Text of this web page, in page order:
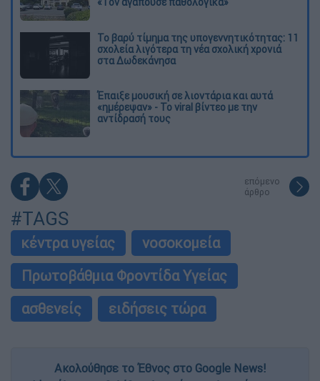
Το βαρύ τίμημα της υπογεννητικότητας: 11
σχολεία λιγότερα τη νέα σχολική χρονιά
στα Δωδεκάνησα
Έπαιξε μουσική σε λιοντάρια και αυτά
«ημέρεψαν» - Το viral βίντεο με την
αντίδρασή τους
επόμενο
άρθρο
#TAGS
κέντρα υγείας
νοσοκομεία
Πρωτοβάθμια Φροντίδα Υγείας
ασθενείς
ειδήσεις τώρα
Ακολούθησε το Έθνος στο Google News!